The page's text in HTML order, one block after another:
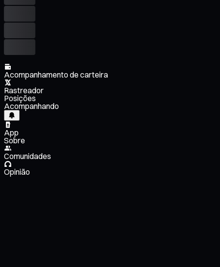
Acompanhamento de carteira
Rastreador
Posições
Acompanhando
App
Sobre
Comunidades
Opinião